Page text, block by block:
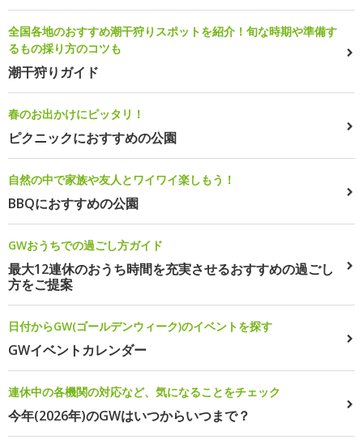
全国各地のおすすめ潮干狩りスポットを紹介！旬な時期や準備す
るもの採り方のコツも
潮干狩りガイド
春のお出かけにピッタリ！
ピクニックにおすすめの公園
自然の中で家族や友人とワイワイ楽しもう！
BBQにおすすめの公園
GWおうちでの過ごし方ガイド
最大12連休のおうち時間を充実させるおすすめの過ごし
方をご提案
日付からGW(ゴールデンウィーク)のイベントを探す
GWイベントカレンダー
連休中の各機関の対応など、気になることをチェック
今年(2026年)のGWはいつからいつまで？